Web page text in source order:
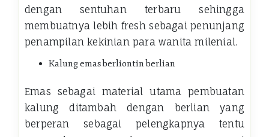
dengan sentuhan terbaru sehingga
membuatnya lebih fresh sebagai penunjang
penampilan kekinian para wanita milenial.
Kalung emas berliontin berlian
Emas sebagai material utama pembuatan
kalung ditambah dengan berlian yang
berperan sebagai pelengkapnya tentu